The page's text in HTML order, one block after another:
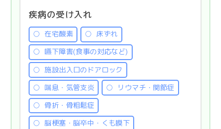
疾病の受け入れ
在宅酸素
床ずれ
嚥下障害(食事の対応など)
施設出入口のドアロック
喘息・気管支炎
リウマチ・関節症
骨折・骨粗鬆症
脳梗塞・脳卒中・くも膜下